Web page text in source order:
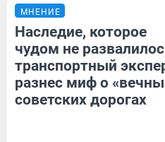
МНЕНИЕ
Наследие, которое
чудом не
транспортный
разнес миф о
советских дорогах